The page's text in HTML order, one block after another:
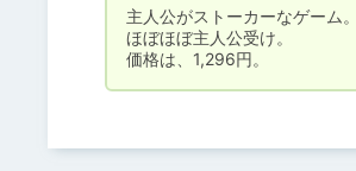
主人公がストーカーなゲーム。
ほぼほぼ主人公受け。
価格は、1,296円。